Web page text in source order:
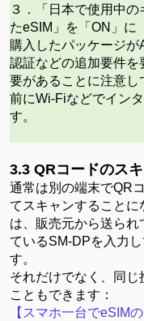
３．「日本で使用中の
たeSIM」を「ON」に
購入したパッケージが
認証などの追加要件
要があることに注意
前にWi-Fiなどでイン
す。
3.3 QRコードのス
通常は別の端末でQR
てスキャンすることに
は、販売元から送ら
ているSM-DPを入力
す。
それだけでなく、同じ
こともできます：
【 スマホ一台でeSIM